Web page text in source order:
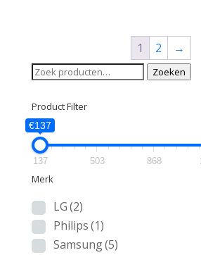
1 2
→
Zoeken
naar:
Zoeken
Product Filter
€137
137 503 868
Merk
LG(2)
Philips(1)
Samsung(5)